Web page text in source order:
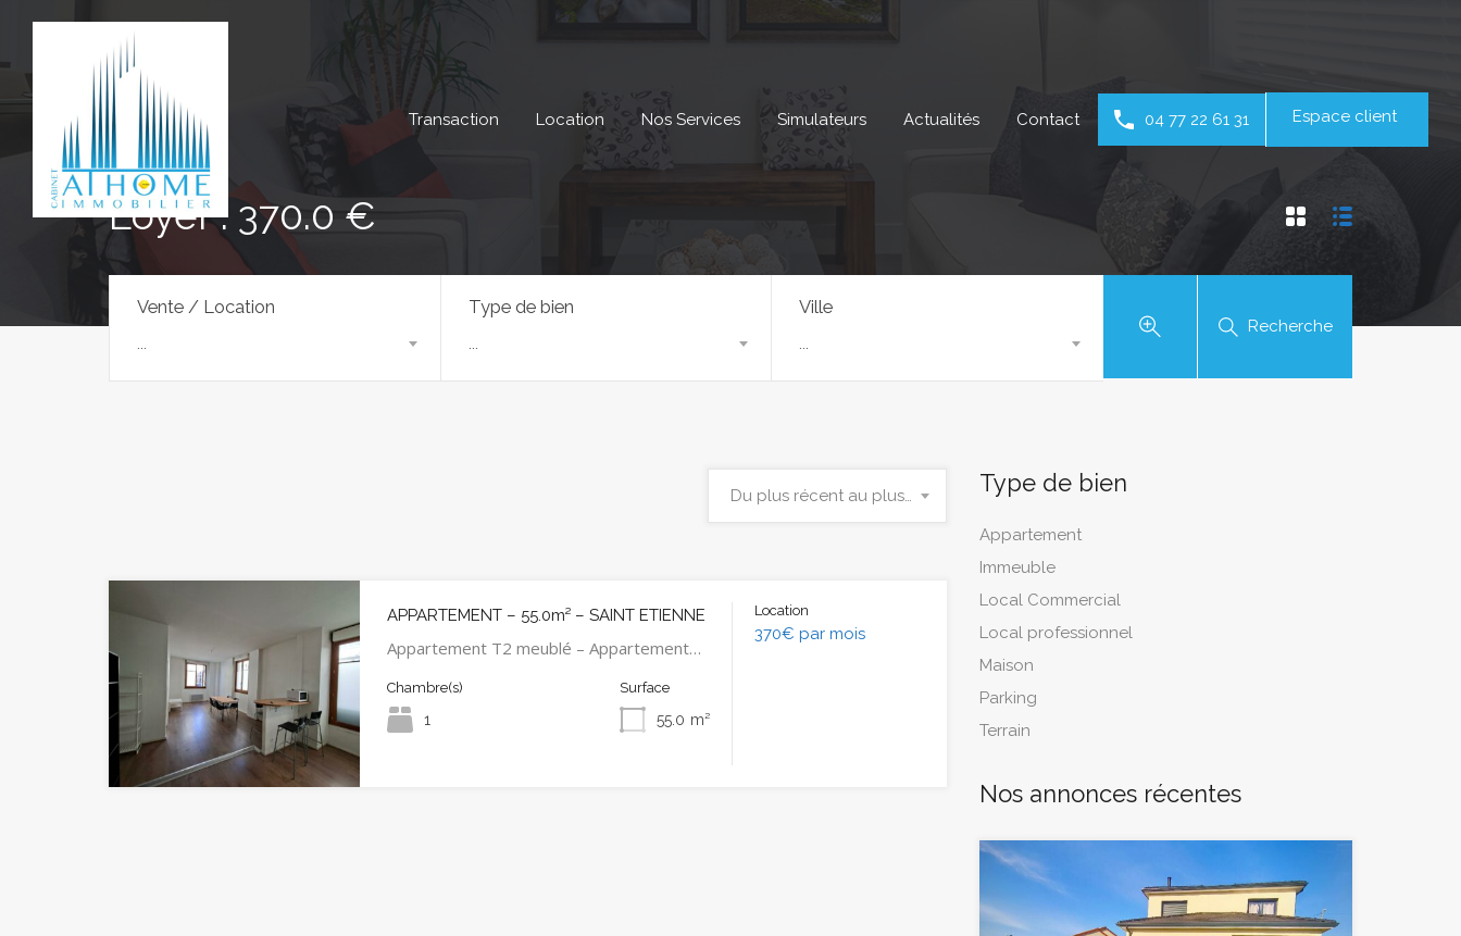
Transaction Location Nos Services Simulateurs Actualités Contact 04 77 22 61 31 Espace client
Loyer : 370.0 €
Vente / Location Type de bien Ville
Recherche
Du plus récent au plus ancien
APPARTEMENT – 55.0m² – SAINT ETIENNE
Appartement T2 meublé – Appartement…
Chambre(s)
1
Surface
55.0 m²
Location
370€ par mois
Type de bien
Appartement
Immeuble
Local Commercial
Local professionnel
Maison
Parking
Terrain
Nos annonces récentes